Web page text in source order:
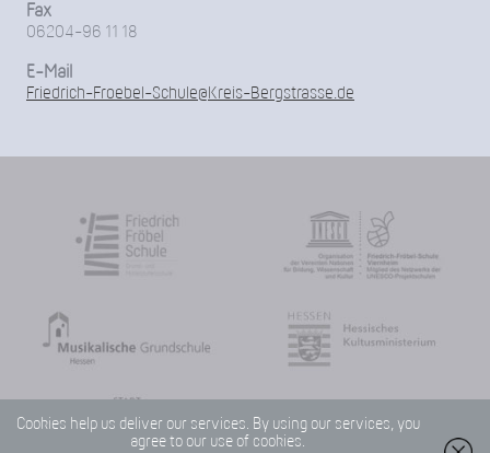
Fax
06204-96 11 18
E-Mail
Friedrich-Froebel-Schule@Kreis-Bergstrasse.de
Cookies help us deliver our services. By using our services, you
agree to our use of cookies.